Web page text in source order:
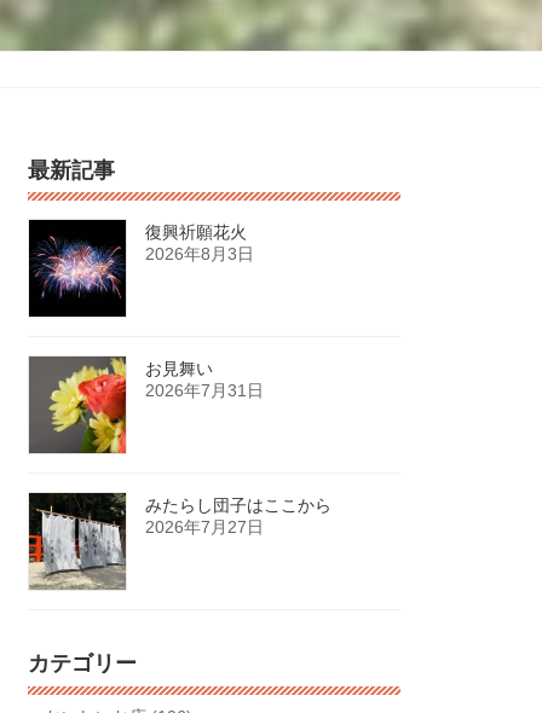
最新記事
復興祈願花火
2026年8月3日
お見舞い
2026年7月31日
みたらし団子はここから
2026年7月27日
カテゴリー